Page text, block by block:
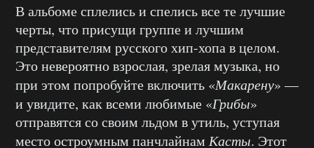
В альбоме сплелись и спелись все те лучшие
черты, что присущи группе и лучшим
представителям русского хип-хопа в целом.
Это невероятно взрослая, зрелая музыка, но
при этом попробуйте включить «Макарену» —
и увидите, как всеми любимые «Грибы»
отправятся со своим льдом в утиль, уступая
место остроумным панчлайнам Касты. Этот